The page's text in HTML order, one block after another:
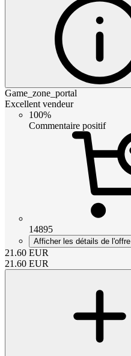
Game_zone_portal
Excellent vendeur
100%
Commentaire positif
14895
Afficher les détails de l'offre
21.60 EUR
21.60 EUR